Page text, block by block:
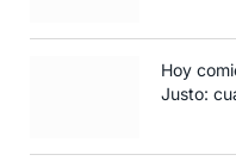
Hoy
Justo: